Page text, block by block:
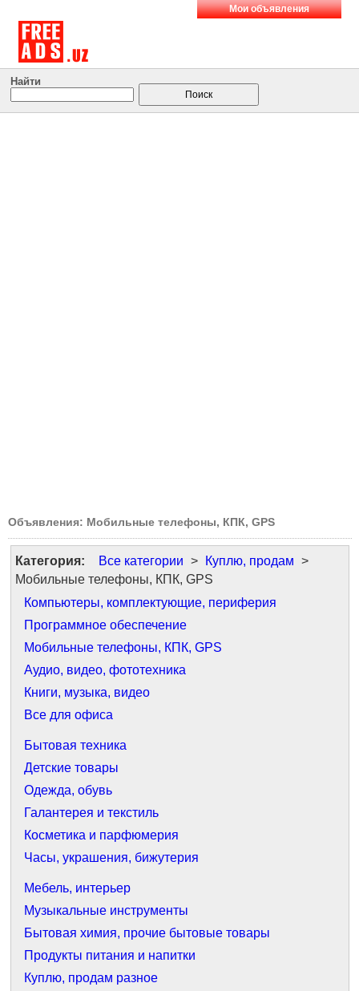
Мои объявления
Найти
Объявления: Мобильные телефоны, КПК, GPS
Категория: Все категории > Куплю, продам >
Мобильные телефоны, КПК, GPS
Компьютеры, комплектующие, периферия
Программное обеспечение
Мобильные телефоны, КПК, GPS
Аудио, видео, фототехника
Книги, музыка, видео
Все для офиса
Бытовая техника
Детские товары
Одежда, обувь
Галантерея и текстиль
Косметика и парфюмерия
Часы, украшения, бижутерия
Мебель, интерьер
Музыкальные инструменты
Бытовая химия, прочие бытовые товары
Продукты питания и напитки
Куплю, продам разное